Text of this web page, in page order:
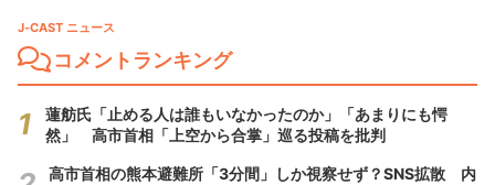
J-CAST ニュース
コメントランキング
蓮舫氏「止める人は誰もいなかったのか」「あまりにも愕
然」 高市首相「上空から合掌」巡る投稿を批判
高市首相の熊本避難所「3分間」しか視察せず？SNS拡散 内